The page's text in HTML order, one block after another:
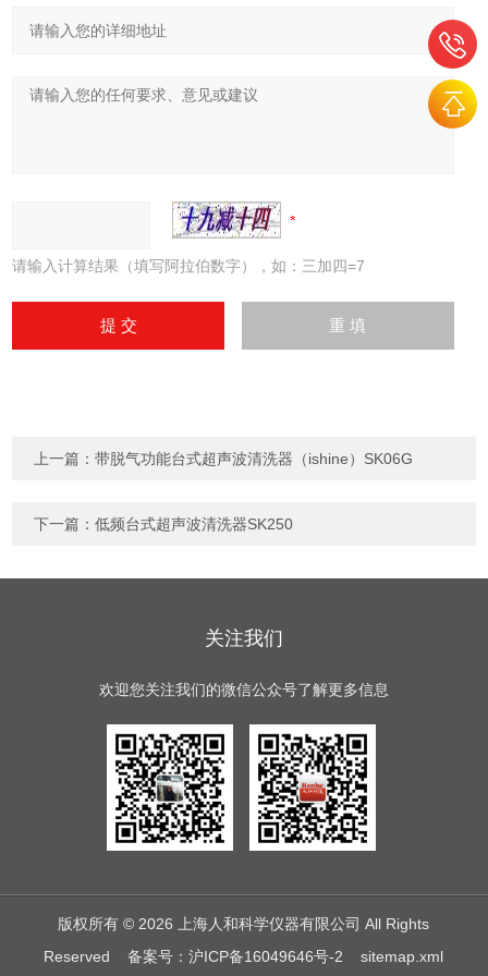
请输入计算结果（填写阿拉伯数字），如：三加四=7
上一篇：带脱气功能台式超声波清洗器（ishine）SK06G
下一篇：低频台式超声波清洗器SK250
关注我们
欢迎您关注我们的微信公众号了解更多信息
版权所有 © 2026 上海人和科学仪器有限公司 All Rights
Reserved备案号：沪ICP备16049646号-2 sitemap.xml